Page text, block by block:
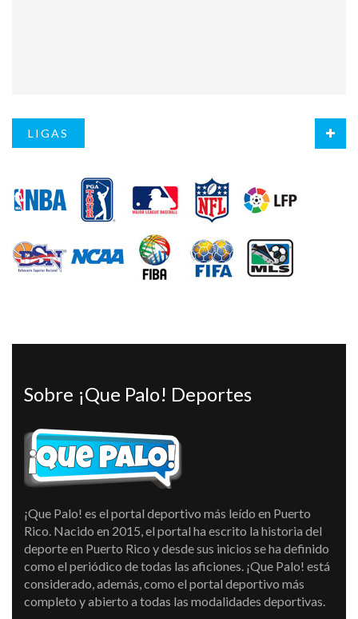
LIGAS
Sobre ¡Que Palo! Deportes
¡Que Palo! es el portal deportivo más leído en Puerto
Rico. Nacido en 2015, el portal ha escrito la historia del
deporte en Puerto Rico y desde sus inicios se ha definido
como el periódico de todas las aficiones. ¡Que Palo! está
considerado, además, como el portal deportivo más
completo y abierto a todas las modalidades deportivas.